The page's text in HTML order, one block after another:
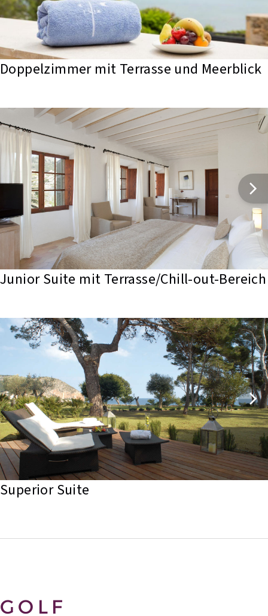
Doppelzimmer mit Terrasse und Meerblick
Junior Suite mit Terrasse/Chill-out-Bereich
Superior Suite
GOLF